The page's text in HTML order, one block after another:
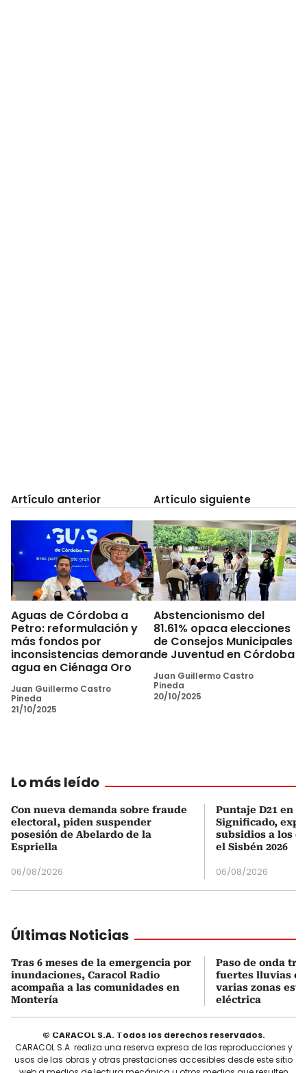
Artículo anterior
Aguas de Córdoba a
Petro: reformulación y
más fondos por
inconsistencias demoran
agua en Ciénaga Oro
Juan Guillermo Castro
Pineda
21/10/2025
Artículo siguiente
Abstencionismo del
81.61% opaca elecciones
de Consejos Municipales
de Juventud en Córdoba
Juan Guillermo Castro
Pineda
20/10/2025
Lo más leído
Con nueva demanda sobre fraude
electoral, piden suspender
posesión de Abelardo de la
Espriella
06/08/2026
Puntaje D21 en
Significado,
subsidios a los
el Sisbén 2026
06/08/2026
Últimas Noticias
Tras 6 meses de la emergencia por
inundaciones, Caracol Radio
acompaña a las comunidades en
Montería
Paso de onda
fuertes lluvias
varias zonas
eléctrica
© CARACOL S.A. Todos los derechos reservados.
CARACOL S.A. realiza una reserva expresa de las reproducciones y
usos de las obras y otras prestaciones accesibles desde este sitio